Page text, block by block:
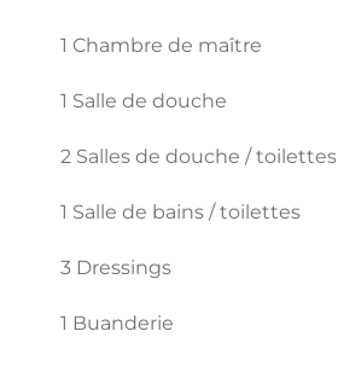
1 Chambre de maître
1 Salle de douche
2 Salles de douche / toilettes
1 Salle de bains / toilettes
3 Dressings
1 Buanderie